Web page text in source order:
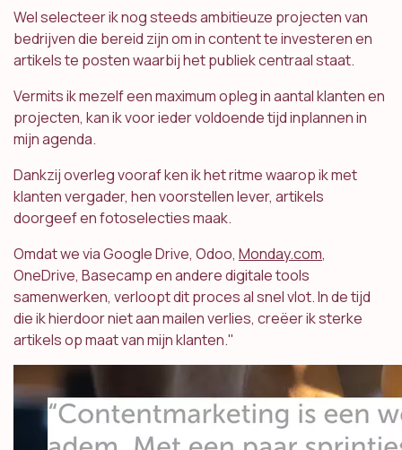
Wel selecteer ik nog steeds ambitieuze projecten van
bedrijven die bereid zijn om in content te investeren en
artikels te posten waarbij het publiek centraal staat.
Vermits ik mezelf een maximum opleg in aantal klanten en
projecten, kan ik voor ieder voldoende tijd inplannen in
mijn agenda.
Dankzij overleg vooraf ken ik het ritme waarop ik met
klanten vergader, hen voorstellen lever, artikels
doorgeef en fotoselecties maak.
Omdat we via Google Drive, Odoo, Monday.com,
OneDrive, Basecamp en andere digitale tools
samenwerken, verloopt dit proces al snel vlot. In de tijd
die ik hierdoor niet aan mailen verlies, creëer ik sterke
artikels op maat van mijn klanten."